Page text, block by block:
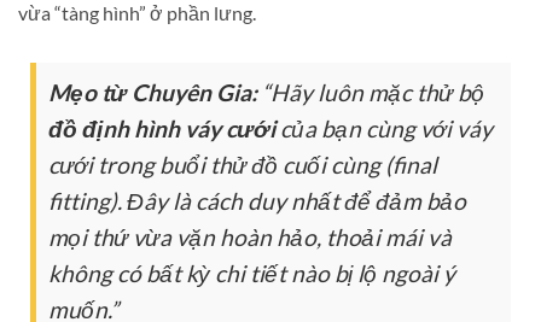
vừa “tàng hình” ở phần lưng.
Mẹo từ Chuyên Gia:“Hãy luôn mặc thử bộ
đồ định hình váy cướicủa bạn cùng với váy
cưới trong buổi thử đồ cuối cùng (final
fitting). Đây là cách duy nhất để đảm bảo
mọi thứ vừa vặn hoàn hảo, thoải mái và
không có bất kỳ chi tiết nào bị lộ ngoài ý
muốn.”